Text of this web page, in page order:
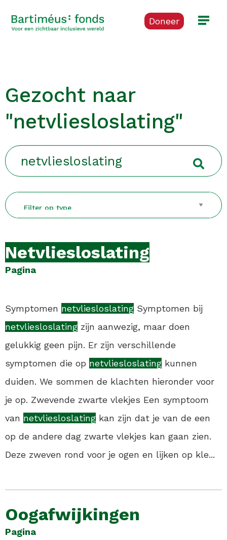
Doneer
Gezocht naar
"netvliesloslating"
Netvliesloslating
Pagina
Symptomen netvliesloslating Symptomen bij
netvliesloslating zijn aanwezig, maar doen
gelukkig geen pijn. Er zijn verschillende
symptomen die op netvliesloslating kunnen
duiden. We sommen de klachten hieronder voor
je op. Zwevende zwarte vlekjes Een symptoom
van netvliesloslating kan zijn dat je van de een
op de andere dag zwarte vlekjes kan gaan zien.
Deze zweven rond voor je ogen en lijken op kle...
Oogafwijkingen
Pagina